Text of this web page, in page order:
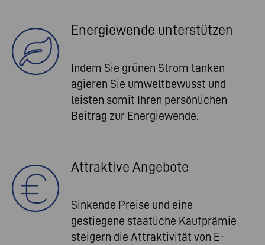
Energiewende unterstützen
Indem Sie grünen Strom tanken
agieren Sie umweltbewusst und
leisten somit Ihren persönlichen
Beitrag zur Energiewende.
Attraktive Angebote
Sinkende Preise und eine
gestiegene staatliche Kaufprämie
steigern die Attraktivität von E-